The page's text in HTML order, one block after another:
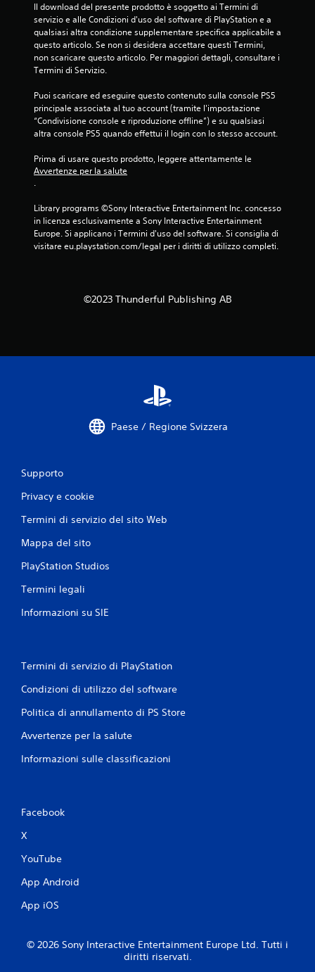
1
v
l
u
z
i
o
Il download del presente prodotto è soggetto ai Termini di
servizio e alle Condizioni d'uso del software di PlayStation e a
qualsiasi altra condizione supplementare specifica applicabile a
questo articolo. Se non si desidera accettare questi Termini,
non scaricare questo articolo. Per maggiori dettagli, consultare i
Termini di Servizio.
Puoi scaricare ed eseguire questo contenuto sulla console PS5
principale associata al tuo account (tramite l'impostazione
“Condivisione console e riproduzione offline”) e su qualsiasi
altra console PS5 quando effettui il login con lo stesso account.
Prima di usare questo prodotto, leggere attentamente le
Avvertenze per la salute
.
Library programs ©Sony Interactive Entertainment Inc. concesso
in licenza esclusivamente a Sony Interactive Entertainment
Europe. Si applicano i Termini d'uso del software. Si consiglia di
visitare eu.playstation.com/legal per i diritti di utilizzo completi.
©2023 Thunderful Publishing AB
Paese / Regione Svizzera
Supporto
Privacy e cookie
Termini di servizio del sito Web
Mappa del sito
PlayStation Studios
Termini legali
Informazioni su SIE
Termini di servizio di PlayStation
Condizioni di utilizzo del software
Politica di annullamento di PS Store
Avvertenze per la salute
Informazioni sulle classificazioni
Facebook
X
YouTube
App Android
App iOS
© 2026 Sony Interactive Entertainment Europe Ltd. Tutti i
diritti riservati.